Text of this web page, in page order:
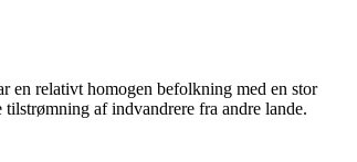
en relativt homogen befolkning med en stor
af indvandrere fra andre lande.